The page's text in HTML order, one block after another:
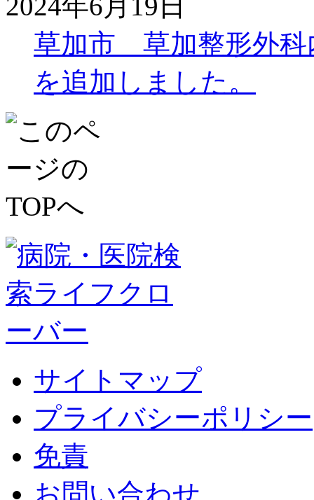
2024年6月19日
草加市 草加整形外科
を追加しました。
サイトマップ
プライバシーポリシー
免責
お問い合わせ